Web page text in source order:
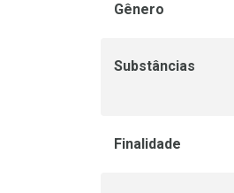
Gênero
Substâncias
Finalidade